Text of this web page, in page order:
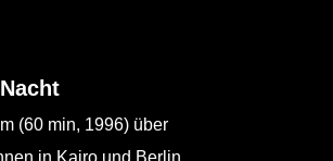
(60 min, 1996) über
in Kairo und Berlin